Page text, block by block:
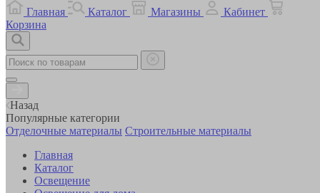
Главная
Каталог Магазины
Кабинет
Корзина
Назад
Популярные категории
Отделочные материалы Строительные материалы
Главная
Каталог
Освещение